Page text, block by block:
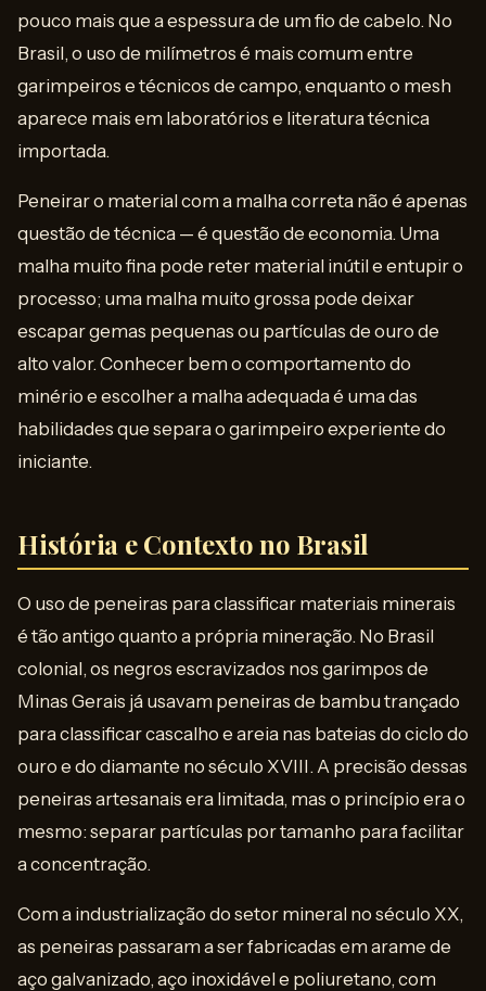
pouco mais que a espessura de um fio de cabelo. No
Brasil, o uso de milímetros é mais comum entre
garimpeiros e técnicos de campo, enquanto o mesh
aparece mais em laboratórios e literatura técnica
importada.
Peneirar o material com a malha correta não é apenas
questão de técnica — é questão de economia. Uma
malha muito fina pode reter material inútil e entupir o
processo; uma malha muito grossa pode deixar
escapar gemas pequenas ou partículas de ouro de
alto valor. Conhecer bem o comportamento do
minério e escolher a malha adequada é uma das
habilidades que separa o garimpeiro experiente do
iniciante.
História e Contexto no Brasil
O uso de peneiras para classificar materiais minerais
é tão antigo quanto a própria mineração. No Brasil
colonial, os negros escravizados nos garimpos de
Minas Gerais já usavam peneiras de bambu trançado
para classificar cascalho e areia nas bateias do ciclo do
ouro e do diamante no século XVIII. A precisão dessas
peneiras artesanais era limitada, mas o princípio era o
mesmo: separar partículas por tamanho para facilitar
a concentração.
Com a industrialização do setor mineral no século XX,
as peneiras passaram a ser fabricadas em arame de
aço galvanizado, aço inoxidável e poliuretano, com